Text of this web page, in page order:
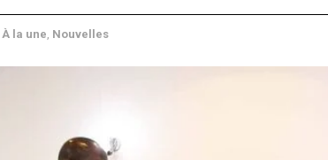
À la une Nouvelles